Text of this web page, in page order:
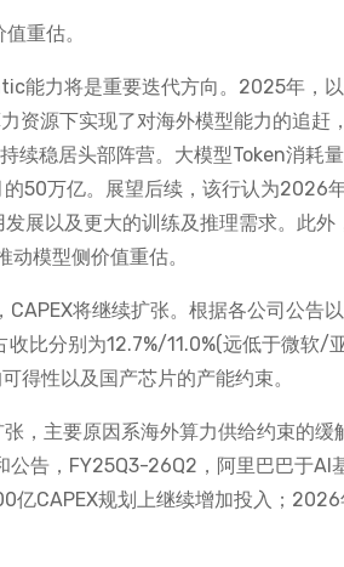
重估。
能力将是重要迭代方向。2025年，
资源下实现了对海外模型能力的追赶
续稳居头部阵营。大模型Token消耗
50万亿。展望后续，该行认为2026
展以及更大的训练及推理需求。此外
模型侧价值重估。
将继续扩张。根据各公司公告
比分别为12.7%/11.0%(远低于微软/
得性以及国产芯片的产能约束。
，主要原因系海外算力供给约束的缓
告，FY25Q3-26Q2，阿里巴巴于AI
CAPEX规划上继续增加投入；2026